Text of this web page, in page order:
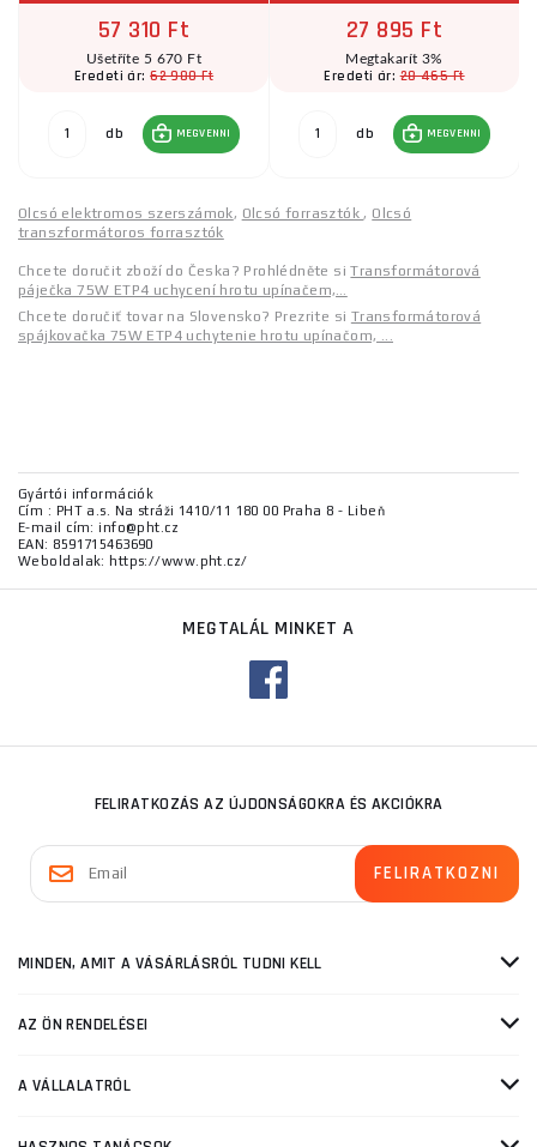
57 310 Ft
Ušetříte 5 670 Ft
Eredeti ár:62 980 Ft
db MEGVENNI
27 895 Ft
Megtakarít 3%
Eredeti ár:28 465 Ft
db MEGVENNI
Olcsó elektromos szerszámok, Olcsó forrasztók, Olcsó
transzformátoros forrasztók
Chcete doručit zboží do Česka? Prohlédněte siTransformátorová
páječka 75W ETP4 uchycení hrotu upínačem,…
Chcete doručiť tovar na Slovensko? Prezrite si Transformátorová
spájkovačka 75W ETP4 uchytenie hrotu upínačom, ...
Gyártói információk
Cím : PHT a.s. Na stráži 1410/11 180 00 Praha 8 - Libeň
E-mail cím: info@pht.cz
EAN: 8591715463690
Weboldalak: https://www.pht.cz/
MEGTALÁL MINKET A
FELIRATKOZÁS AZ ÚJDONSÁGOKRA ÉS AKCIÓKRA
MINDEN, AMIT A VÁSÁRLÁSRÓL TUDNI KELL
AZ ÖN RENDELÉSEI
A VÁLLALATRÓL